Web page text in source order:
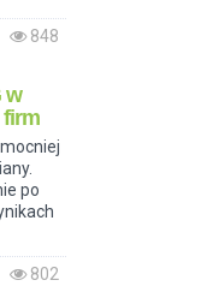
848
w
firm
po
802